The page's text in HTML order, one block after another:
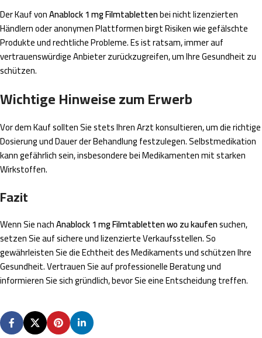
Der Kauf vonAnablock 1 mg Filmtablettenbei nicht lizenzierten
Händlern oder anonymen Plattformen birgt Risiken wie gefälschte
Produkte und rechtliche Probleme. Es ist ratsam, immer auf
vertrauenswürdige Anbieter zurückzugreifen, um Ihre Gesundheit zu
schützen.
Wichtige Hinweise zum Erwerb
Vor dem Kauf sollten Sie stets Ihren Arzt konsultieren, um die richtige
Dosierung und Dauer der Behandlung festzulegen. Selbstmedikation
kann gefährlich sein, insbesondere bei Medikamenten mit starken
Wirkstoffen.
Fazit
Wenn Sie nachAnablock 1 mg Filmtabletten wo zu kaufensuchen,
setzen Sie auf sichere und lizenzierte Verkaufsstellen. So
gewährleisten Sie die Echtheit des Medikaments und schützen Ihre
Gesundheit. Vertrauen Sie auf professionelle Beratung und
informieren Sie sich gründlich, bevor Sie eine Entscheidung treffen.